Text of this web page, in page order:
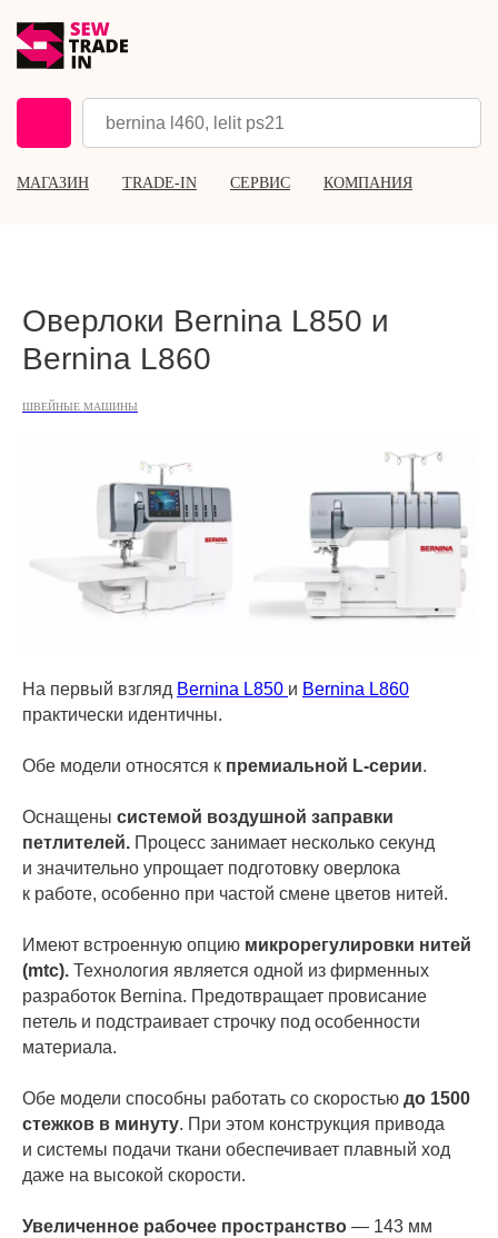
МАГАЗИН TRADE-IN СЕРВИС КОМПАНИЯ
Оверлоки Bernina L850 и
Bernina L860
ШВЕЙНЫЕ МАШИНЫ
На первый взгляд Bernina L850 и Bernina L860
практически идентичны.
Обе модели относятся к премиальной L-серии.
Оснащены системой воздушной заправки
петлителей. Процесс занимает несколько секунд
и значительно упрощает подготовку оверлока
к работе, особенно при частой смене цветов нитей.
Имеют встроенную опцию микрорегулировки нитей
(mtc). Технология является одной из фирменных
разработок Bernina. Предотвращает провисание
петель и подстраивает строчку под особенности
материала.
Обе модели способны работать со скоростью до 1500
стежков в минуту. При этом конструкция привода
и системы подачи ткани обеспечивает плавный ход
даже на высокой скорости.
Увеличенное рабочее пространство — 143 мм